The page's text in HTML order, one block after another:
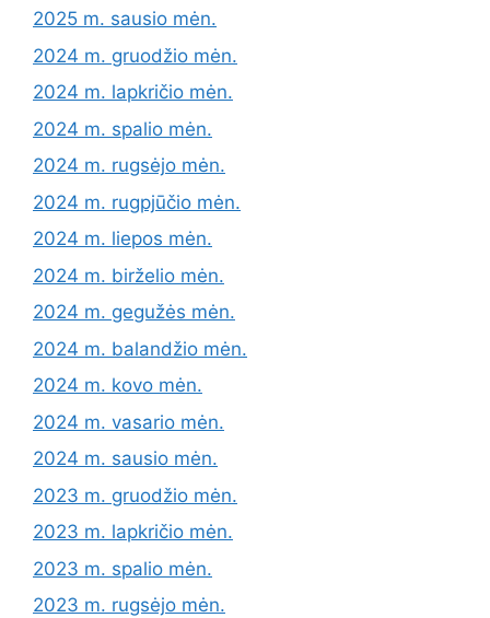
2025 m. sausio mėn.
2024 m. gruodžio mėn.
2024 m. lapkričio mėn.
2024 m. spalio mėn.
2024 m. rugsėjo mėn.
2024 m. rugpjūčio mėn.
2024 m. liepos mėn.
2024 m. birželio mėn.
2024 m. gegužės mėn.
2024 m. balandžio mėn.
2024 m. kovo mėn.
2024 m. vasario mėn.
2024 m. sausio mėn.
2023 m. gruodžio mėn.
2023 m. lapkričio mėn.
2023 m. spalio mėn.
2023 m. rugsėjo mėn.